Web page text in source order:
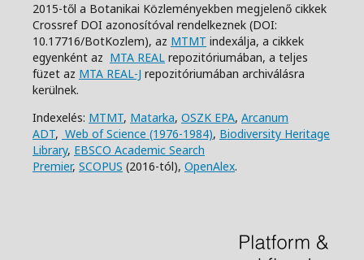
2015-től a Botanikai Közleményekben megjelenő cikkek
Crossref DOI azonosítóval rendelkeznek (DOI:
10.17716/BotKozlem), az MTMT indexálja, a cikkek
egyenként az MTA REAL repozitóriumában, a teljes
füzet az MTA REAL-J repozitóriumában archiválásra
kerülnek.
Indexelés: MTMT, Matarka, OSZK EPA, Arcanum
ADT, Web of Science (1976-1984), Biodiversity Heritage
Library, EBSCO Academic Search
Premier, SCOPUS (2016-tól), OpenAlex.